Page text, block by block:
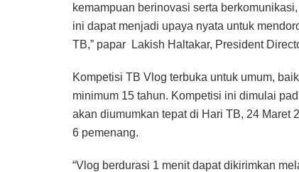
kemampuan berinovasi serta
ini dapat menjadi upaya nyata untuk
TB,” papar Lakish Haltakar, President
Kompetisi TB Vlog terbuka untuk umum,
minimum 15 tahun. Kompetisi ini dimulai
akan diumumkan tepat di Hari TB, 24 Maret
6 pemenang.
“Vlog berdurasi 1 menit dapat dikirimkan